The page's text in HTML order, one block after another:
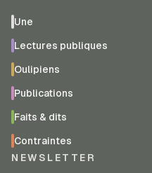
Une
Lectures publiques
Oulipiens
Publications
Faits & dits
Contraintes
NEWSLETTER